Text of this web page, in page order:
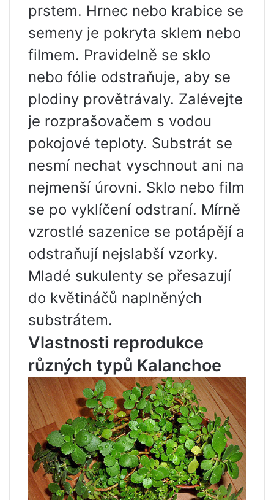
prstem. Hrnec nebo krabice se
semeny je pokryta sklem nebo
filmem. Pravidelně se sklo
nebo fólie odstraňuje, aby se
plodiny provětrávaly. Zalévejte
je rozprašovačem s vodou
pokojové teploty. Substrát se
nesmí nechat vyschnout ani na
nejmenší úrovni. Sklo nebo film
se po vyklíčení odstraní. Mírně
vzrostlé sazenice se potápějí a
odstraňují nejslabší vzorky.
Mladé sukulenty se přesazují
do květináčů naplněných
substrátem.
Vlastnosti reprodukce
různých typů Kalanchoe